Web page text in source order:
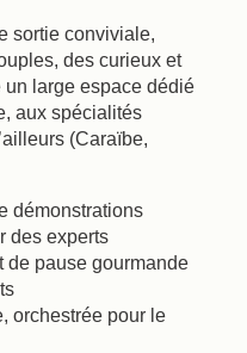
sortie conviviale,
des curieux et
large espace dédié
aux spécialités
(Caraïbe,
démonstrations
des experts
de pause gourmande
orchestrée pour le